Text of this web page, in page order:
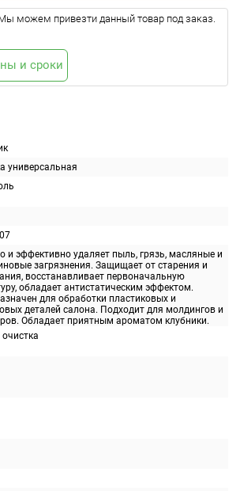
универсальная
и эффективно удаляет пыль, грязь, масляные и
загрязнения. Защищает от старения и
восстанавливает первоначальную
обладает антистатическим эффектом.
для обработки пластиковых и
деталей салона. Подходит для молдингов и
Обладает приятным ароматом клубники.
очистка
можем привезти данный товар под заказ.
и сроки